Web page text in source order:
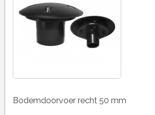
Bodemdoorvoer recht 50 mm